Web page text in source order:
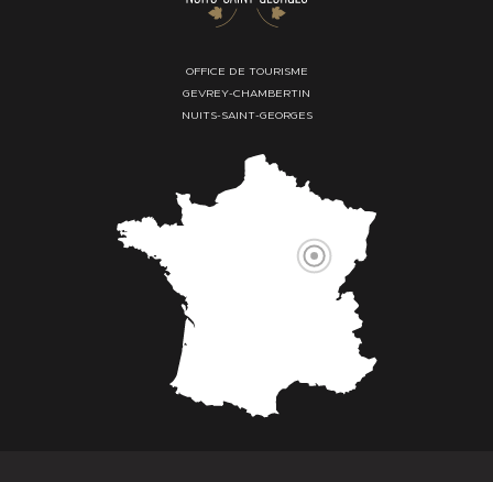
OFFICE DE TOURISME
GEVREY-CHAMBERTIN
NUITS-SAINT-GEORGES